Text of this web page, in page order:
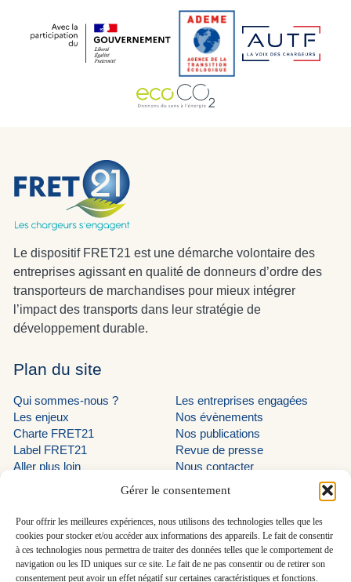
Gérer le consentement
Pour offrir les meilleures expériences, nous utilisons des technologies telles que les
cookies pour stocker et/ou accéder aux informations des appareils. Le fait de consentir
à ces technologies nous permettra de traiter des données telles que le comportement de
navigation ou les ID uniques sur ce site. Le fait de ne pas consentir ou de retirer son
consentement peut avoir un effet négatif sur certaines caractéristiques et fonctions.
Le dispositif FRET21 est une démarche volontaire des
entreprises agissant en qualité de donneurs d’ordre des
transporteurs de marchandises pour mieux intégrer
l’impact des transports dans leur stratégie de
développement durable.
Plan du site
Qui sommes-nous ?
Les enjeux
Charte FRET21
Label FRET21
Aller plus loin
Les entreprises engagées
Nos évènements
Nos publications
Revue de presse
Nous contacter
LinkedIn programme EVE
LinkedIn AUTF
LinkedIn FRET21